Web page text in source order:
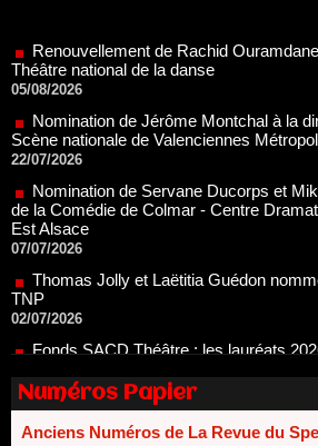
05/08/2026
Nomination de Jérôme Montchal à la
Scène nationale de Valenciennes Métropole
22/07/2026
Nomination de Servane Ducorps et
de la Comédie de Colmar - Centre
Est Alsace
07/07/2026
Thomas Jolly et Laëtitia Guédon
TNP
02/07/2026
Fonds SACD Théâtre : les lauréats 2026
23/06/2026
Dispositif ARTCENA Écrire pour le
20/06/2026
Le palmarès des prix SACD 2026
18/06/2026
Numéros Papier
Anciens Numéros de La Revue du